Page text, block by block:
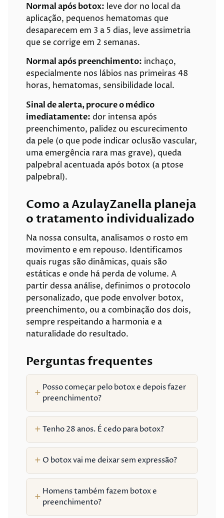
Normal após botox: leve dor no local da
aplicação, pequenos hematomas que
desaparecem em 3 a 5 dias, leve assimetria
que se corrige em 2 semanas.
Normal após preenchimento: inchaço,
especialmente nos lábios nas primeiras 48
horas, hematomas, sensibilidade local.
Sinal de alerta, procure o médico
imediatamente: dor intensa após
preenchimento, palidez ou escurecimento
da pele (o que pode indicar oclusão vascular,
uma emergência rara mas grave), queda
palpebral acentuada após botox (a ptose
palpebral).
Como a AzulayZanella planeja
o tratamento individualizado
Na nossa consulta, analisamos o rosto em
movimento e em repouso. Identificamos
quais rugas são dinâmicas, quais são
estáticas e onde há perda de volume. A
partir dessa análise, definimos o protocolo
personalizado, que pode envolver botox,
preenchimento, ou a combinação dos dois,
sempre respeitando a harmonia e a
naturalidade do resultado.
Perguntas frequentes
Posso começar pelo botox e depois fazer
preenchimento?
Tenho 28 anos. É cedo para botox?
O botox vai me deixar sem expressão?
Homens também fazem botox e
preenchimento?